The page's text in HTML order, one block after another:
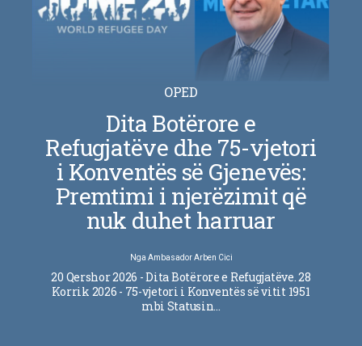
OPED
Dita Botërore e
Refugjatëve dhe 75-vjetori
i Konventës së Gjenevës:
Premtimi i njerëzimit që
nuk duhet harruar
Nga Ambasador Arben Cici
20 Qershor 2026 - Dita Botërore e Refugjatëve. 28
Korrik 2026 - 75-vjetori i Konventës së vitit 1951
mbi Statusin…